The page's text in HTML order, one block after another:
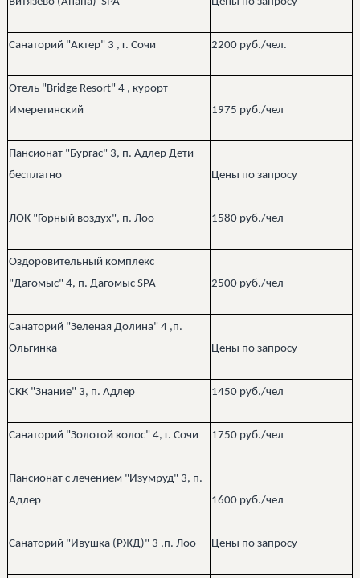
Санаторий "Актер" 3​ , г. Сочи 2200 руб./чел.
Отель "Bridge Resort" 4​ , курорт
Имеретинский
1975 руб./чел
Пансионат "Бургас" 3​, п. Адлер Дети
бесплатно
Цены по запросу
ЛОК "Горный воздух", п. Лоо 1580 руб./чел
Оздоровительный комплекс
"Дагомыс" 4​, п. Дагомыс SPA
2500 руб./чел
Санаторий "Зеленая Долина" 4​ ,п.
Ольгинка
Цены по запросу
СКК "Знание" 3​, п. Адлер 1450 руб./чел
Санаторий "Золотой колос" 4​, г. Сочи 1750 руб./чел
Пансионат с лечением "Изумруд" 3​, п.
Адлер
1600 руб./чел
Санаторий "Ивушка (РЖД)" 3​ ,п. Лоо Цены по запросу